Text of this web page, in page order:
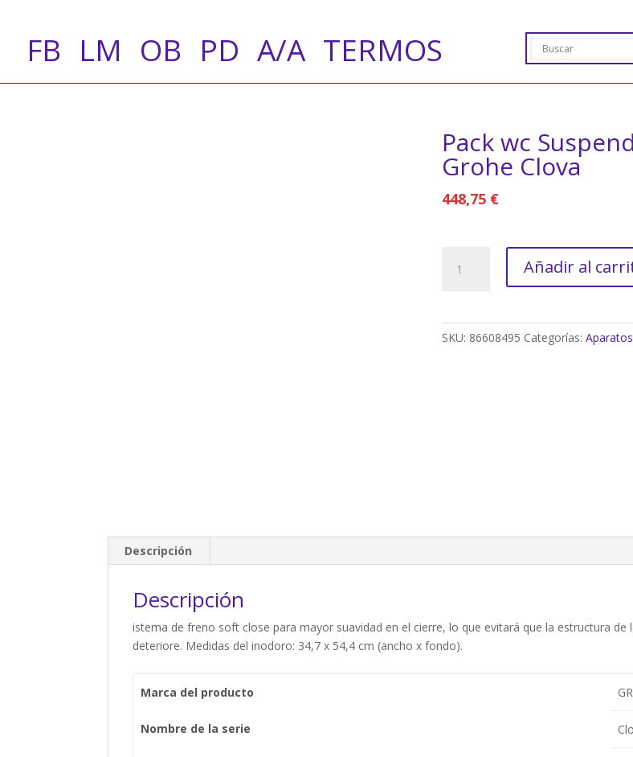
FB LM OB PD A/A TERMOS
Pack wc
Grohe Clova
448,75 €
Añadir al
SKU: 86608495 Categorías:
Descripción
Descripción
istema de freno soft close para mayor suavidad en el cierre, lo que evitará que la estructura de
deteriore. Medidas del inodoro: 34,7 x 54,4 cm (ancho x fondo).
Marca del producto
Nombre de la serie